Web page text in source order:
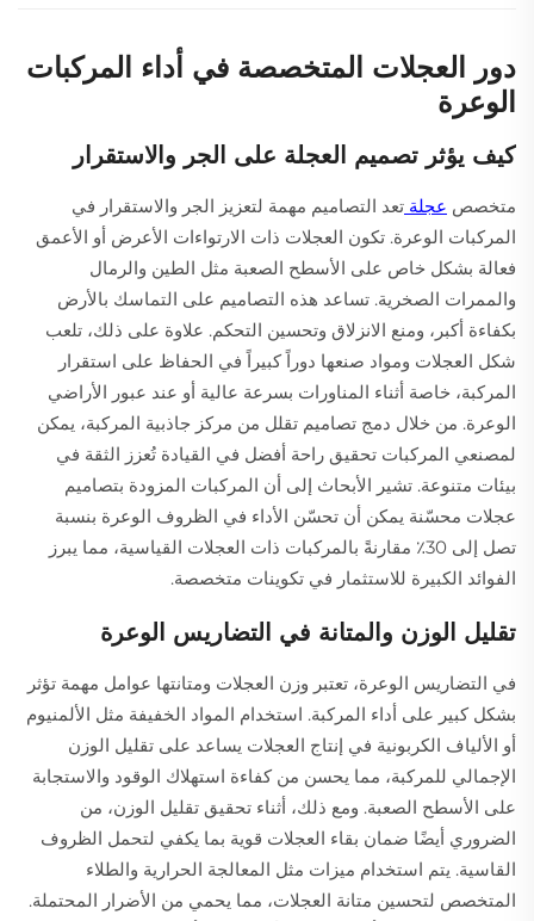
دور العجلات المتخصصة في أداء المركبات
الوعرة
كيف يؤثر تصميم العجلة على الجر والاستقرار
متخصص عجلة تعد التصاميم مهمة لتعزيز الجر والاستقرار في
المركبات الوعرة. تكون العجلات ذات الارتواءات الأعرض أو الأعمق
فعالة بشكل خاص على الأسطح الصعبة مثل الطين والرمال
والممرات الصخرية. تساعد هذه التصاميم على التماسك بالأرض
بكفاءة أكبر، ومنع الانزلاق وتحسين التحكم. علاوة على ذلك، تلعب
شكل العجلات ومواد صنعها دوراً كبيراً في الحفاظ على استقرار
المركبة، خاصة أثناء المناورات بسرعة عالية أو عند عبور الأراضي
الوعرة. من خلال دمج تصاميم تقلل من مركز جاذبية المركبة، يمكن
لمصنعي المركبات تحقيق راحة أفضل في القيادة تُعزز الثقة في
بيئات متنوعة. تشير الأبحاث إلى أن المركبات المزودة بتصاميم
عجلات محسّنة يمكن أن تحسّن الأداء في الظروف الوعرة بنسبة
تصل إلى 30٪ مقارنةً بالمركبات ذات العجلات القياسية، مما يبرز
الفوائد الكبيرة للاستثمار في تكوينات متخصصة.
تقليل الوزن والمتانة في التضاريس الوعرة
في التضاريس الوعرة، تعتبر وزن العجلات ومتانتها عوامل مهمة تؤثر
بشكل كبير على أداء المركبة. استخدام المواد الخفيفة مثل الألمنيوم
أو الألياف الكربونية في إنتاج العجلات يساعد على تقليل الوزن
الإجمالي للمركبة، مما يحسن من كفاءة استهلاك الوقود والاستجابة
على الأسطح الصعبة. ومع ذلك، أثناء تحقيق تقليل الوزن، من
الضروري أيضًا ضمان بقاء العجلات قوية بما يكفي لتحمل الظروف
القاسية. يتم استخدام ميزات مثل المعالجة الحرارية والطلاء
المتخصص لتحسين متانة العجلات، مما يحمي من الأضرار المحتملة.